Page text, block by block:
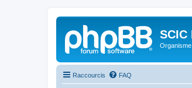
SCIC
Raccourcis FAQ